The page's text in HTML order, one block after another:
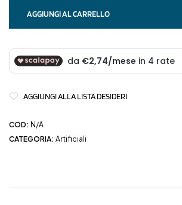
AGGIUNGI AL CARRELLO
AGGIUNGI ALLA LISTA DESIDERI
COD: N/A
CATEGORIA: Artificiali